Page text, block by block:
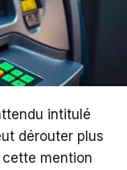
intitulé
dérouter plus
cette mention